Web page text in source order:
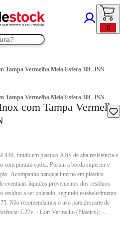
0
Tampa Vermelha Meia Esfera 30L JSN
Tampa Vermelha Meia Esfera 30L JSN
com Tampa Vermelha
fundo em plástico ABS de alta resistência e
com pintura epóxi. Possui a borda superior e
Acompanha bandeja interna em plástico
eventuais líquidos provenientes dos resíduos
a ser coletado, segundo estabelecimento
Não recomendamos o uso para descarte de
C27v; - Cor: Vermelho (Plástico); -